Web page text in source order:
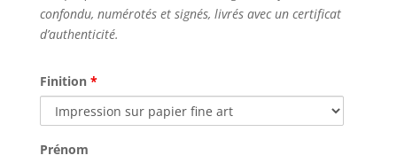
confondu, numérotés et signés, livrés avec un certificat
d’authenticité.
Finition *
Prénom